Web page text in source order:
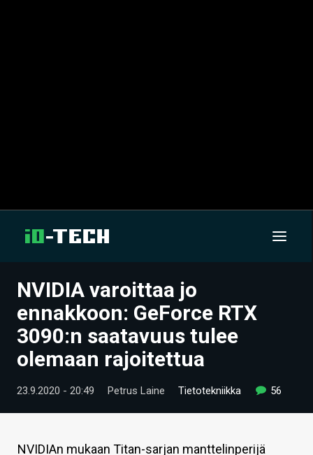
UUTISET
ARTIKKELIT
VIDEOT
TECHBBS
HINTA.FI
NVIDIA varoittaa jo
ennakkoon: GeForce RTX
3090:n saatavuus tulee
olemaan rajoitettua
23.9.2020 - 20:49 Petrus Laine Tietotekniikka 56
NVIDIAn mukaan Titan-sarjan manttelinperijä